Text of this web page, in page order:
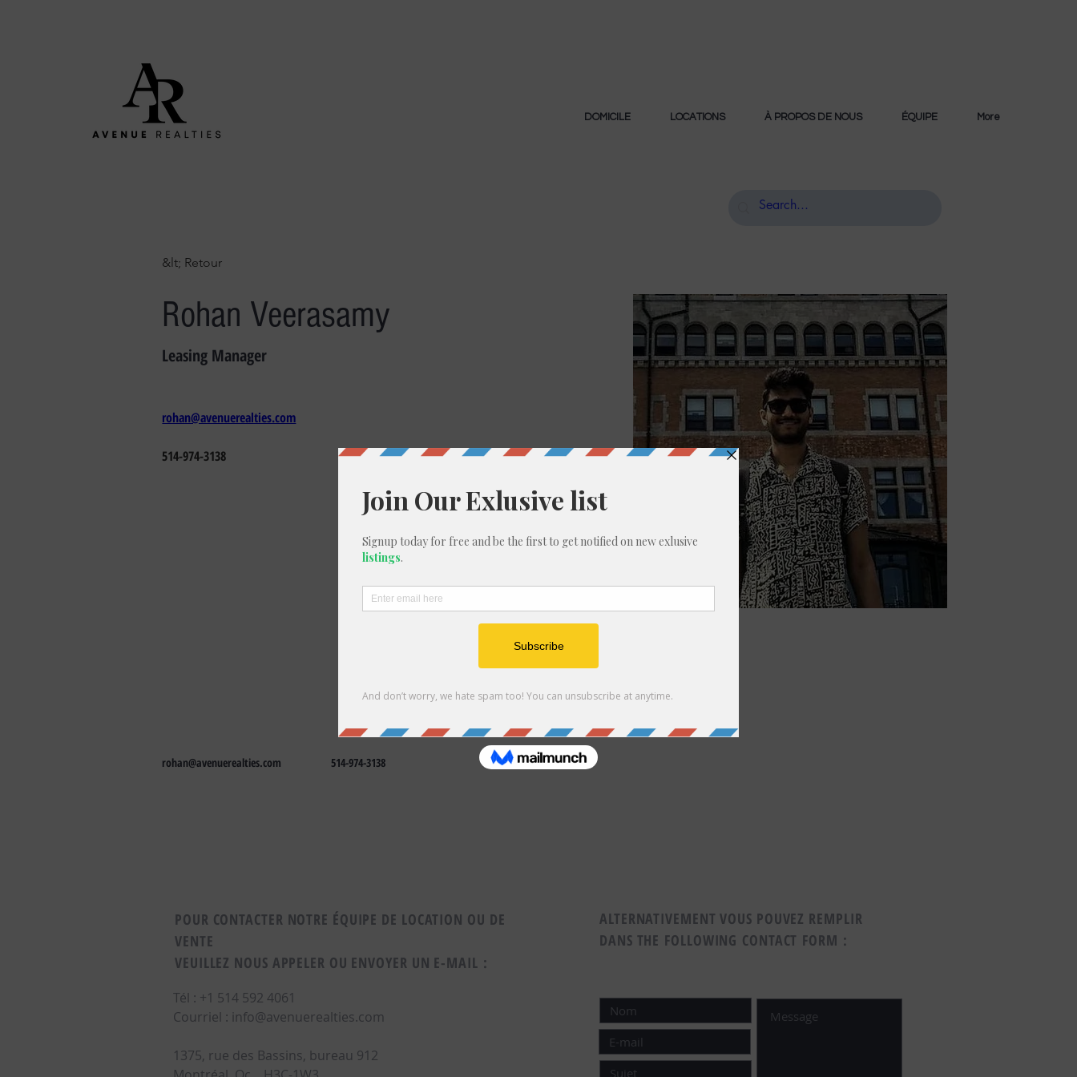
DOMICILE LOCATIONS À PROPOS DE NOUS ÉQUIPE More
&lt; Retour
Rohan Veerasamy
Leasing Manager
rohan@avenuerealties.com
514-974-3138
rohan@avenuerealties.com 514-974-3138
POUR CONTACTER NOTRE ÉQUIPE DE LOCATION OU DE
VENTE
VEUILLEZ NOUS APPELER OU ENVOYER UN E-MAIL :
Tél : +1 514 592 4061
Courriel : info@avenuerealties.com
1375, rue des Bassins, bureau 91 2
ALTERNATIVEMENT VOUS POUVEZ REMPLIR
DANS THE FOLLOWING CONTACT FORM :